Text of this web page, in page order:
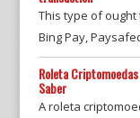
This type of ought
Bing Pay,
Roleta
Saber
A roleta